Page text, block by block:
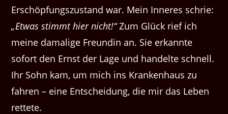
Erschöpfungszustand war. Mein Inneres schrie:
„Etwas stimmt hier nicht!“Zum Glück rief ich
meine damalige Freundin an. Sie erkannte
sofort den Ernst der Lage und handelte schnell.
Ihr Sohn kam, um mich ins Krankenhaus zu
fahren – eine Entscheidung, die mir das Leben
rettete.